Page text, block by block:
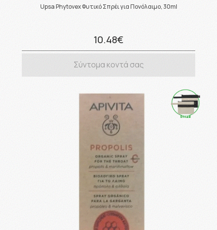
Upsa Phytovex Φυτικό Σπρέι για Πονόλαιμο, 30ml
10.48€
Σύντομα κοντά σας